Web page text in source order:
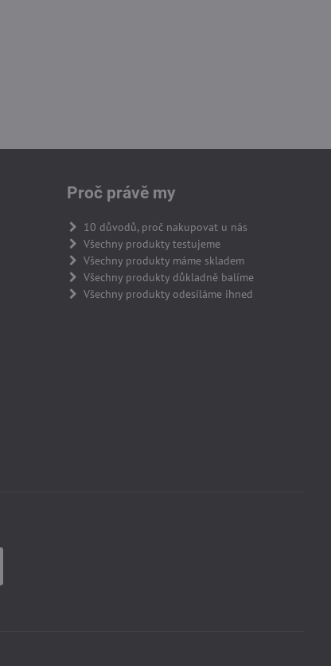
Proč právě my
10 důvodů, proč nakupovat u nás
Všechny produkty testujeme
Všechny produkty máme skladem
Všechny produkty důkladně balíme
Všechny produkty odesíláme ihned